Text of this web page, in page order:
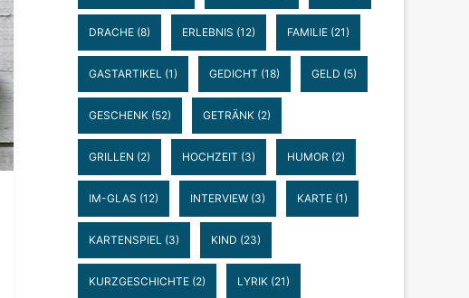
DRACHE (8) ERLEBNIS (12) FAMILIE (21)
GASTARTIKEL (1) GEDICHT (18) GELD (5)
GESCHENK (52) GETRÄNK (2)
GRILLEN (2) HOCHZEIT (3) HUMOR (2)
IM-GLAS (12) INTERVIEW (3) KARTE (1)
KARTENSPIEL (3) KIND (23)
KURZGESCHICHTE (2) LYRIK (21)